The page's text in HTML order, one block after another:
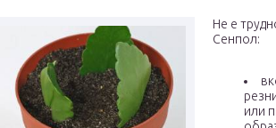
Не е
Сенпол:
или